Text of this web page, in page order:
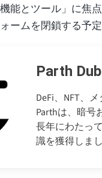
能とツール」に焦
ームを閉鎖する予定
Parth
DeFi、NFT、
Parthは、暗号
長年にわたっ
識を獲得しまし